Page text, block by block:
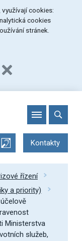
cookies:
cookies
stránek.
Kontakty
řízení
a priority)
Ministerstva
služeb,